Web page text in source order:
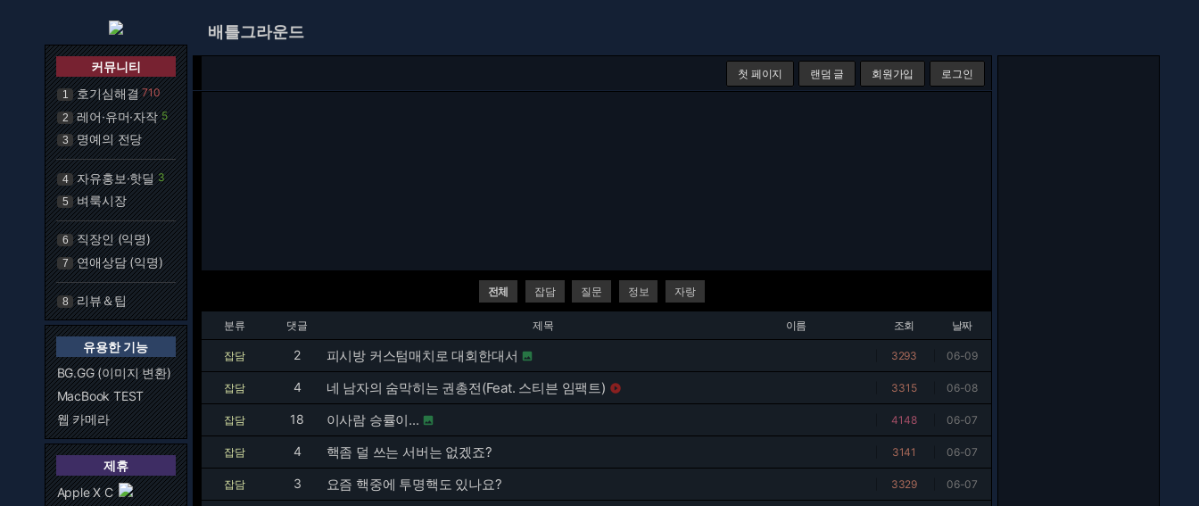
커뮤니티
1 호기심해결 710
2 레어·유머·자작 5
3 명예의 전당
4 자유홍보·핫딜 3
5 벼룩시장
6 직장인 (익명)
7 연애상담 (익명)
8 리뷰＆팁
유용한 기능
BG.GG (이미지 변환)
MacBook TEST
웹 카메라
제휴
Apple X C
배틀그라운드
첫 페이지 랜덤 글 회원가입 로그인
전체 잡담 질문 정보 자랑
분류 댓글 제목 이름 조회 날짜
잡담 2 피시방 커스텀매치로 대회한대서  3293 06-09
잡담 4 네 남자의 숨막히는 권총전(Feat. 스티븐 임팩트)  3315 06-08
잡담 18 이사람 승률이...  4148 06-07
잡담 4 핵좀 덜 쓰는 서버는 없겠죠? 3141 06-07
잡담 3 요즘 핵중에 투명핵도 있나요? 3329 06-07